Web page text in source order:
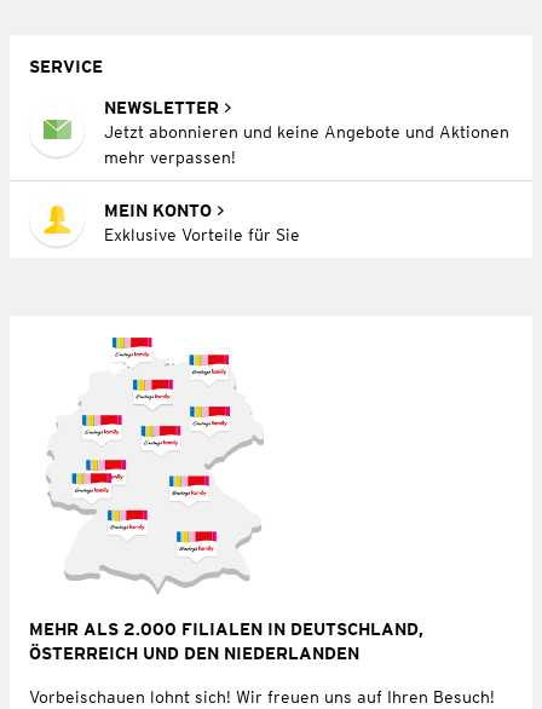
SERVICE
NEWSLETTER
Jetzt abonnieren und keine Angebote und Aktionen
mehr verpassen!
MEIN KONTO
Exklusive Vorteile für Sie
MEHR ALS 2.000 FILIALEN IN DEUTSCHLAND,
ÖSTERREICH UND DEN NIEDERLANDEN
Vorbeischauen lohnt sich! Wir freuen uns auf Ihren Besuch!